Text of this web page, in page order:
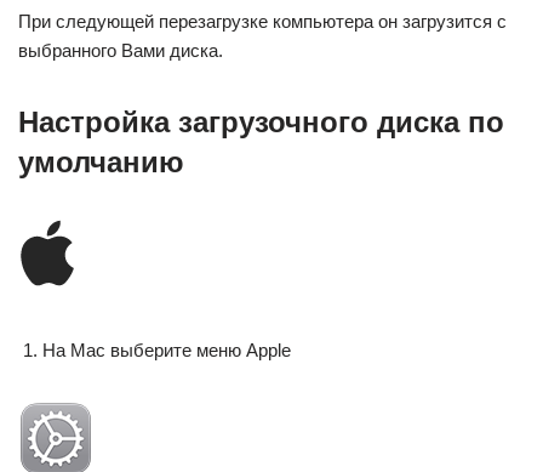
При следующей перезагрузке компьютера он загрузится с
выбранного Вами диска.
Настройка загрузочного диска по
умолчанию
На Mac выберите меню Apple